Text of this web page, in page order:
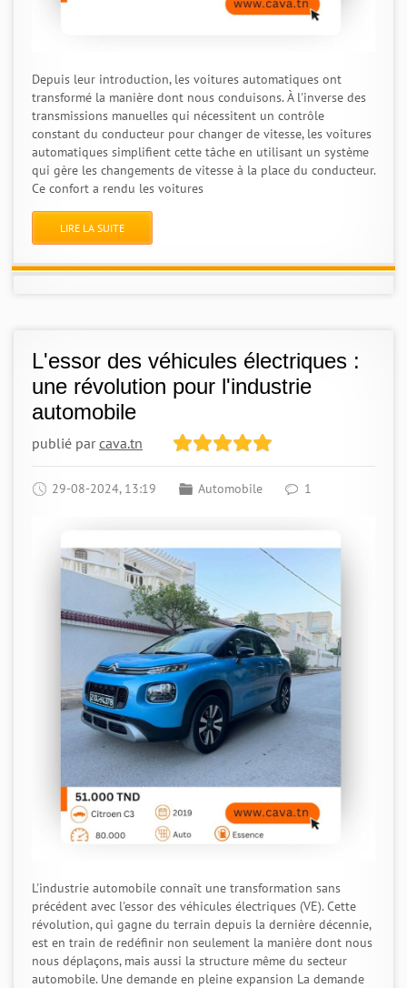
Depuis leur introduction, les voitures automatiques ont
transformé la manière dont nous conduisons. À l'inverse des
transmissions manuelles qui nécessitent un contrôle
constant du conducteur pour changer de vitesse, les voitures
automatiques simplifient cette tâche en utilisant un système
qui gère les changements de vitesse à la place du conducteur.
Ce confort a rendu les voitures
LIRE LA SUITE
L'essor des véhicules électriques :
une révolution pour l'industrie
automobile
publié parcava.tn
29-08-2024, 13:19 Automobile 1
L'industrie automobile connaît une transformation sans
précédent avec l'essor des véhicules électriques (VE). Cette
révolution, qui gagne du terrain depuis la dernière décennie,
est en train de redéfinir non seulement la manière dont nous
nous déplaçons, mais aussi la structure même du secteur
automobile. Une demande en pleine expansion La demande